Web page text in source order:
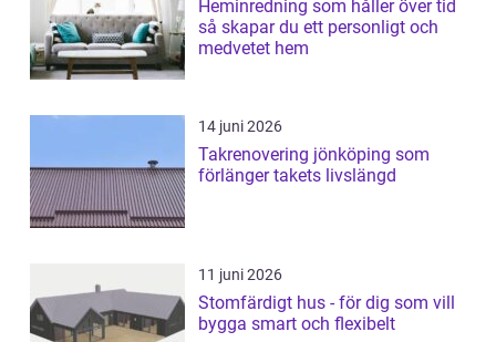
Heminredning som håller över tid
så skapar du ett personligt och
medvetet hem
14 juni 2026
Takrenovering jönköping som
förlänger takets livslängd
11 juni 2026
Stomfärdigt hus - för dig som vill
bygga smart och flexibelt